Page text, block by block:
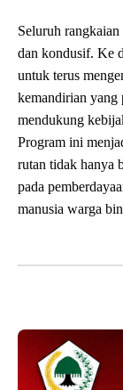
Seluruh
dan kondusif. Ke
untuk terus
kemandirian yang
mendukung
Program ini
rutan tidak hanya
pada
manusia warga